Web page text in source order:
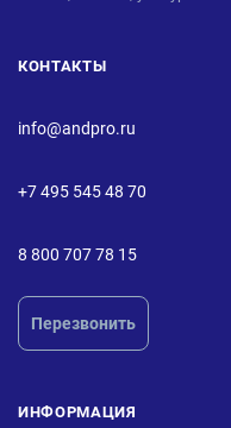
КОНТАКТЫ
info@andpro.ru
+7 495 545 48 70
8 800 707 78 15
Перезвонить
ИНФОРМАЦИЯ